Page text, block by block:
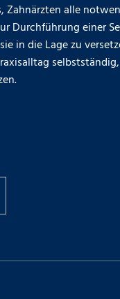
Zahnärzten alle
Durchführung einer
in die Lage zu